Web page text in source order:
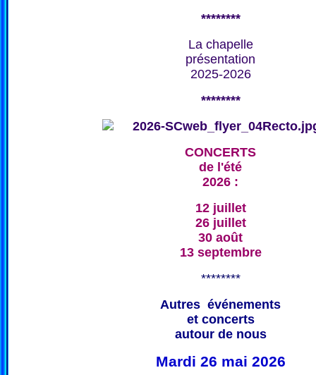
********
La chapelle
présentation
2025-2026
********
CONCERTS
de l'été
2026 :
12 juillet
26 juillet
30 août
13 septembre
********
Autres événements
et concerts
autour de nous
Mardi 26 mai 2026